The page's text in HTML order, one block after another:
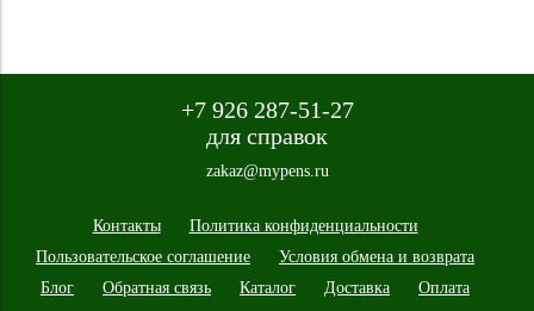
+7 926 287-51-27
для справок
zakaz@mypens.ru
Контакты
Политика конфиденциальности
Пользовательское соглашение
Условия обмена и возврата
Блог
Обратная связь Каталог Доставка Оплата